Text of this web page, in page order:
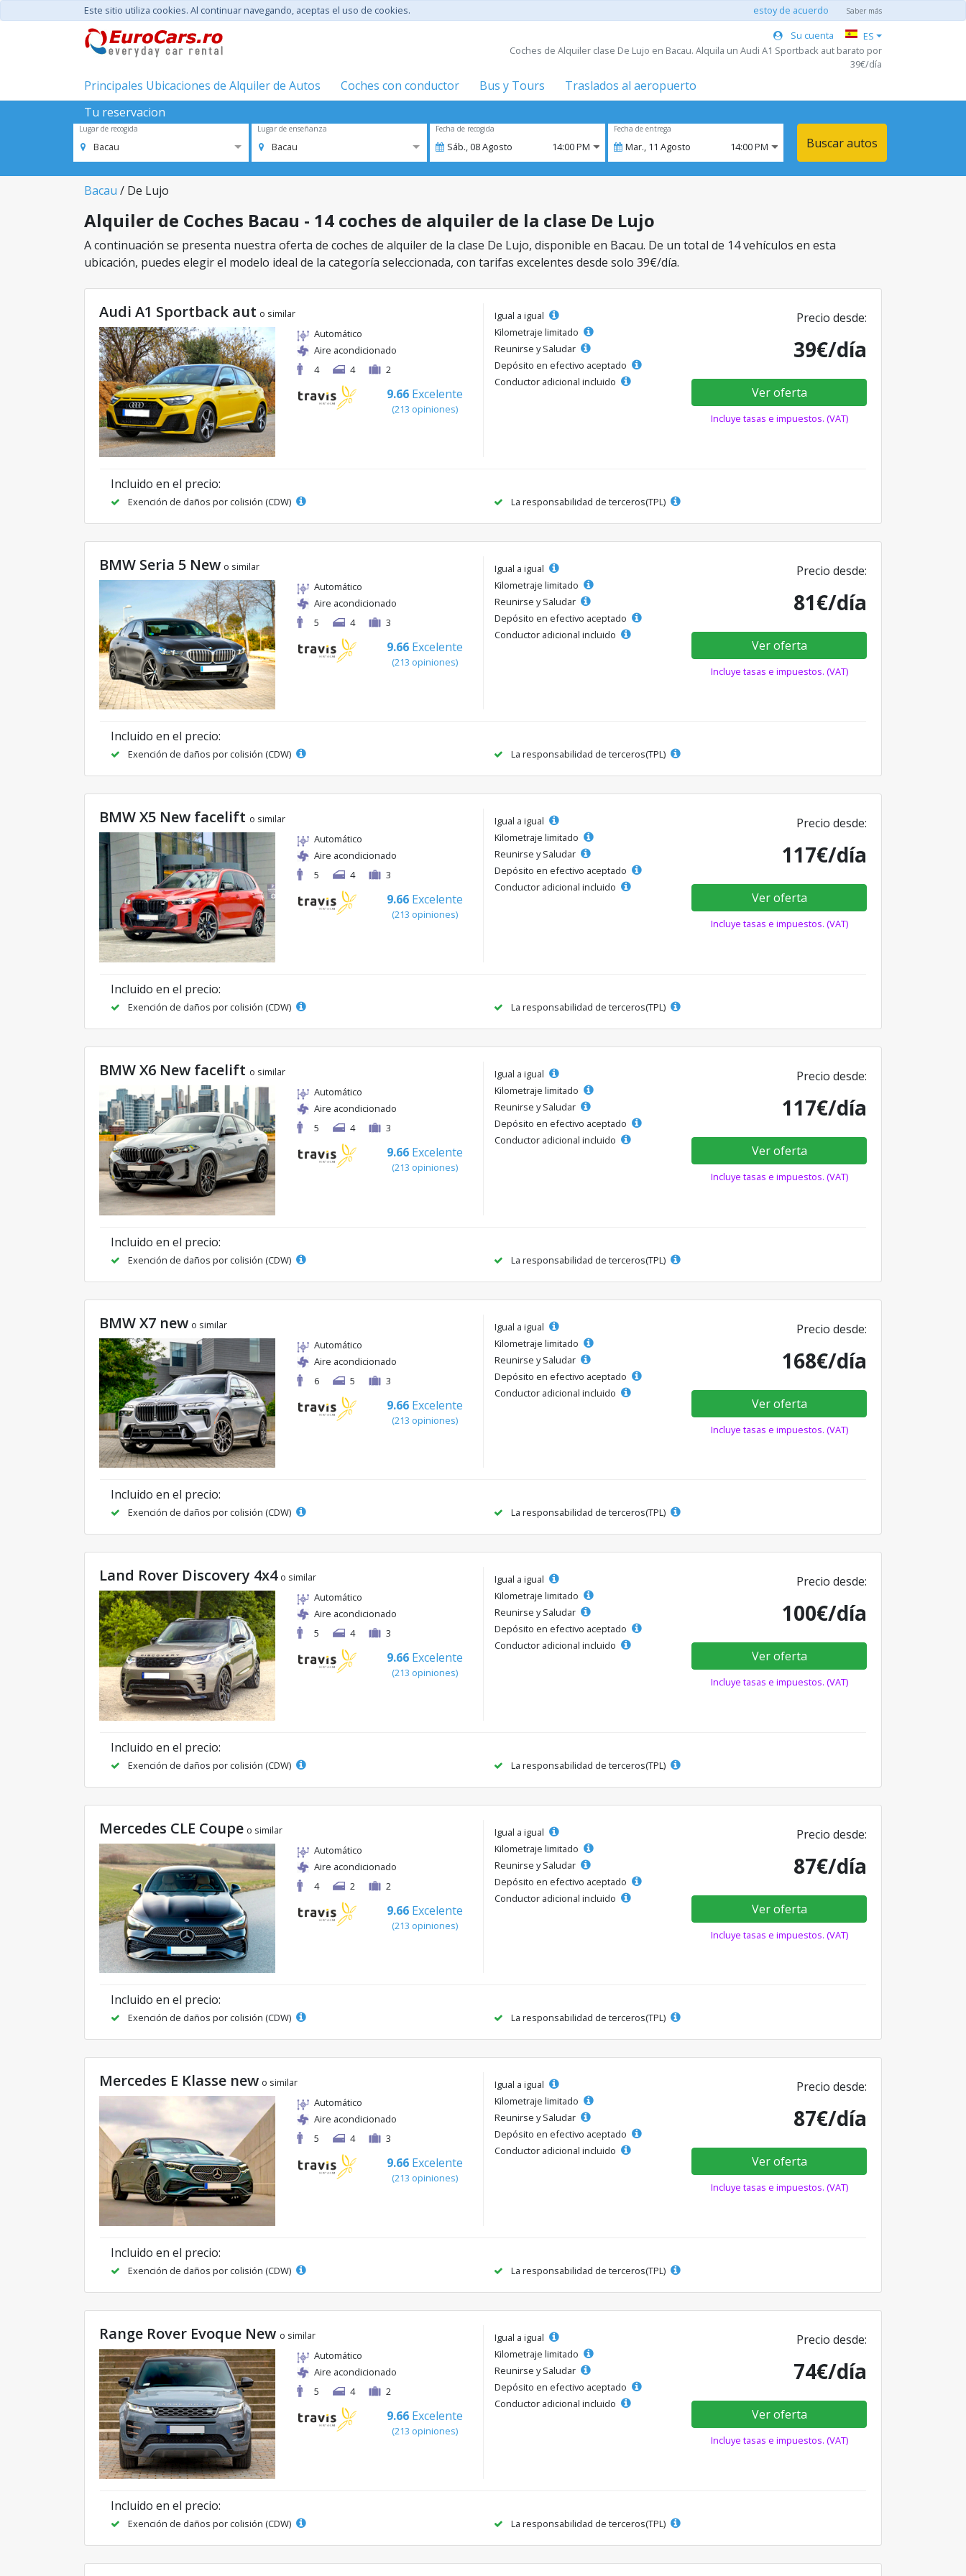
Este sitio utiliza cookies. Al continuar navegando, aceptas el uso de cookies. estoy de acuerdo Saber más
Su cuenta
ES
Coches de Alquiler clase De Lujo en Bacau. Alquila un Audi A1 Sportback aut barato por
39€/día
Principales Ubicaciones de Alquiler de Autos Coches con conductor Bus y Tours
Traslados al aeropuerto
Tu reservacion
Lugar de recogida
Bacau
Lugar de enseñanza
Bacau
Fecha de recogida
Sáb.,08Agosto 14:00 PM
Fecha de entrega
Mar., 11 Agosto 14:00 PM Buscar autos
Bacau / De Lujo
Alquiler de Coches Bacau - 14 coches de alquiler de la clase De Lujo
A continuación se presenta nuestra oferta de coches de alquiler de la clase De Lujo, disponible en Bacau. De un total de 14 vehículos en esta
ubicación, puedes elegir el modelo ideal de la categoría seleccionada, con tarifas excelentes desde solo 39€/día.
Audi A1 Sportback aut o similar
Automático
Aire acondicionado
4
4 2
9.66 Excelente
(213 opiniones)
Igual a igual
Kilometraje limitado
Reunirse y Saludar
Depósito en efectivo aceptado
Conductor adicional incluido
Precio desde:
39€/día
Ver oferta
Incluye tasas e impuestos. (VAT)
Incluido en el precio:
Exención de daños por colisión (CDW) La responsabilidad de terceros(TPL)
BMW Seria 5 New o similar
Automático
Aire acondicionado
5
4 3
9.66 Excelente
(213 opiniones)
Igual a igual
Kilometraje limitado
Reunirse y Saludar
Depósito en efectivo aceptado
Conductor adicional incluido
Precio desde:
81€/día
Ver oferta
Incluye tasas e impuestos. (VAT)
Incluido en el precio:
Exención de daños por colisión (CDW) La responsabilidad de terceros(TPL)
BMW X5 New facelift o similar
Automático
Aire acondicionado
5
4 3
9.66 Excelente
(213 opiniones)
Igual a igual
Kilometraje limitado
Reunirse y Saludar
Depósito en efectivo aceptado
Conductor adicional incluido
Precio desde:
117€/día
Ver oferta
Incluye tasas e impuestos. (VAT)
Incluido en el precio:
Exención de daños por colisión (CDW) La responsabilidad de terceros(TPL)
BMW X6 New facelift o similar
Automático
Aire acondicionado
5
4 3
9.66 Excelente
(213 opiniones)
Igual a igual
Kilometraje limitado
Reunirse y Saludar
Depósito en efectivo aceptado
Conductor adicional incluido
Precio desde:
117€/día
Ver oferta
Incluye tasas e impuestos. (VAT)
Incluido en el precio:
Exención de daños por colisión (CDW) La responsabilidad de terceros(TPL)
BMW X7 new o similar
Automático
Aire acondicionado
6
5 3
9.66 Excelente
(213 opiniones)
Igual a igual
Kilometraje limitado
Reunirse y Saludar
Depósito en efectivo aceptado
Conductor adicional incluido
Precio desde:
168€/día
Ver oferta
Incluye tasas e impuestos. (VAT)
Incluido en el precio:
Exención de daños por colisión (CDW) La responsabilidad de terceros(TPL)
Land Rover Discovery 4x4 o similar
Automático
Aire acondicionado
5
4 3
9.66 Excelente
(213 opiniones)
Igual a igual
Kilometraje limitado
Reunirse y Saludar
Depósito en efectivo aceptado
Conductor adicional incluido
Precio desde:
100€/día
Ver oferta
Incluye tasas e impuestos. (VAT)
Incluido en el precio:
Exención de daños por colisión (CDW) La responsabilidad de terceros(TPL)
Mercedes CLE Coupe o similar
Automático
Aire acondicionado
4
2 2
9.66 Excelente
(213 opiniones)
Igual a igual
Kilometraje limitado
Reunirse y Saludar
Depósito en efectivo aceptado
Conductor adicional incluido
Precio desde:
87€/día
Ver oferta
Incluye tasas e impuestos. (VAT)
Incluido en el precio:
Exención de daños por colisión (CDW) La responsabilidad de terceros(TPL)
Mercedes E Klasse new o similar
Automático
Aire acondicionado
5
4 3
9.66 Excelente
(213 opiniones)
Igual a igual
Kilometraje limitado
Reunirse y Saludar
Depósito en efectivo aceptado
Conductor adicional incluido
Precio desde:
87€/día
Ver oferta
Incluye tasas e impuestos. (VAT)
Incluido en el precio:
Exención de daños por colisión (CDW) La responsabilidad de terceros(TPL)
Range Rover Evoque New o similar
Automático
Aire acondicionado
5
4 2
9.66 Excelente
(213 opiniones)
Igual a igual
Kilometraje limitado
Reunirse y Saludar
Depósito en efectivo aceptado
Conductor adicional incluido
Precio desde:
74€/día
Ver oferta
Incluye tasas e impuestos. (VAT)
Incluido en el precio:
Exención de daños por colisión (CDW) La responsabilidad de terceros(TPL)